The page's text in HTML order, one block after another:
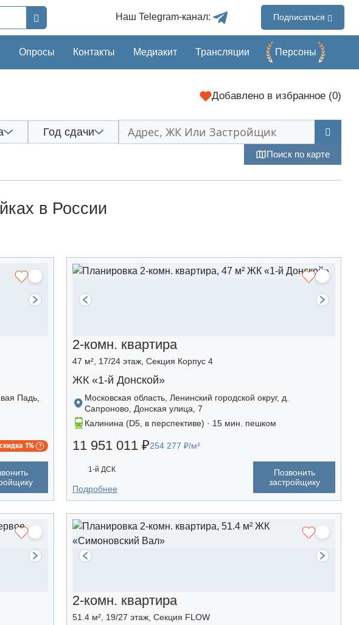
Наш Telegram-канал: Подписаться
Опросы Контакты Медиакит Трансляции Перcоны
Добавлено в избранное (0)
Год сдачи
Поиск по карте
в России
Падь,
1%
2-комн. квартира
47 м², 17/24 этаж, Секция Корпус 4
ЖК «1-й Донской»
Московская область, Ленинский городской округ, д.
Сапроново, Донская улица, 7
Калинина (D5, в перспективе) · 15 мин. пешком
11 951 011 ₽254 277 ₽/м²
1-й ДСК
Позвонить
застройщику
Подробнее
2-комн. квартира
51.4 м², 19/27 этаж, Секция FLOW